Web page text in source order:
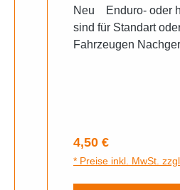
Neu Enduro- oder hohe Lenker-Umbau-Konfiguration (z. B. S51E, S70E usw.) ca. 900 mm (ca. +50 mm). Sehr geehrter Käufer, die hier ausgezeichneten Preise
sind für Standart
Fahrzeugen
Regulärer Preis:
4,50 €
* Preise inkl. MwSt.